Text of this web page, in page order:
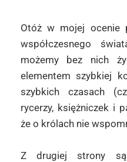
Otóż w mojej ocenie
współczesnego
możemy bez nich
elementem szybkiej
szybkich czasach
rycerzy, księżniczek i
że o królach nie
Z drugiej strony są